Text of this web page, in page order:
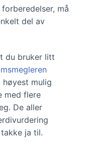
må
del av
du bruker litt
høyest mulig
med flere
De aller
ja til.